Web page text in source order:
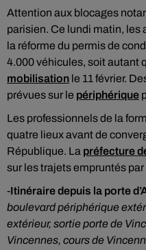
Attention aux blocages
parisien. Ce lundi matin,
la réforme du permis de
4.000 véhicules, soit autant
mobilisation le 11 février.
prévues sur le périphérique
Les professionnels de la
quatre lieux avant de
République. La préfecture
sur les trajets empruntés
-Itinéraire depuis la porte
boulevard périphérique
extérieur, sortie porte de
Vincennes, cours de